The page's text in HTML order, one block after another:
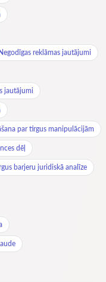
Negodīgas reklāmas jautājumi
jautājumi
par tirgus manipulācijām
dēļ
barjeru juridiskā analīze